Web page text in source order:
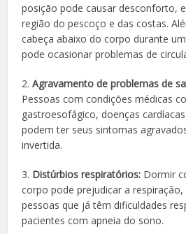
posição pode causar desconforto,
região do pescoço e das costas.
cabeça abaixo do corpo durante
pode ocasionar problemas de
2.Agravamento de problemas de
Pessoas com condições médicas
gastroesofágico, doenças
podem ter seus sintomas
invertida.
3. Distúrbios respiratórios: Dormir
corpo pode prejudicar a
pessoas que já têm dificuldades
pacientes com apneia do sono.